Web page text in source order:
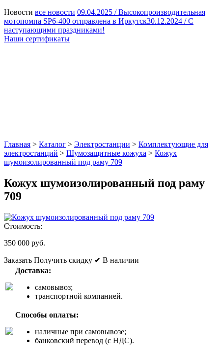
Новости все новости 09.04.2025 /Высокопроизводительная
мотопомпа SP6-400 отправлена в Иркутск30.12.2024 /С
наступающими праздниками!
Наши сертификаты
Главная > Каталог > Электростанции > Комплектующие для
электростанций > Шумозащитные кожуха > Кожух
шумоизолированный под раму 709
Кожух шумоизолированный под раму
709
Стоимость:
350 000 руб.
Заказать Получить скидку ✔ В наличии
Доставка:
самовывоз;
транспортной компанией.
Способы оплаты:
наличные при самовывозе;
банковский перевод (с НДС).